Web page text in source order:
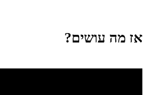
אז מה עושים?